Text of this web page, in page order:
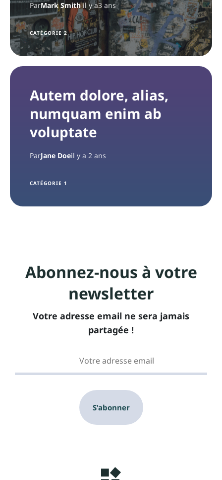
ParMark Smithil y a3 ans
CATÉGORIE 2
Autem dolore, alias,
numquam enim ab
voluptate
ParJane Doeil y a 2 ans
CATÉGORIE 1
Abonnez-nous à votre
newsletter
Votre adresse email ne sera jamais
partagée !
S'abonner